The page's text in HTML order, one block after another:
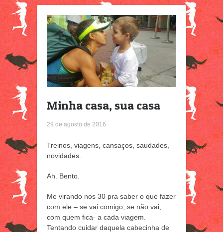
Minha casa, sua casa
29 de agosto de 2016
Treinos, viagens, cansaços, saudades,
novidades.
Ah. Bento.
Me virando nos 30 pra saber o que fazer
com ele – se vai comigo, se não vai,
com quem fica- a cada viagem.
Tentando cuidar daquela cabecinha de